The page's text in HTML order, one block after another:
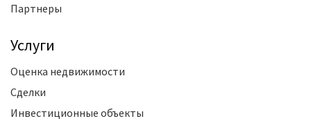
Партнеры
Услуги
Оценка недвижимости
Сделки
Инвестиционные объекты